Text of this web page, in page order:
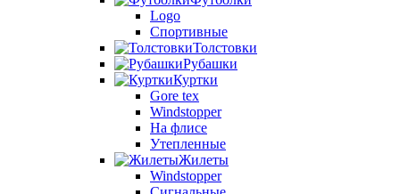
Logo
Спортивные
Толстовки
Рубашки
Куртки
Gore tex
Windstopper
На флисе
Утепленные
Жилеты
Windstopper